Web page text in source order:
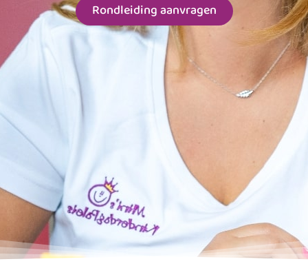
Rondleiding aanvragen